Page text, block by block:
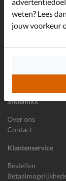
Shoemixx
Over ons
Contact
Klantenservice
Bestellen
E-mailadres
weten? Lees
jouw voorkeur